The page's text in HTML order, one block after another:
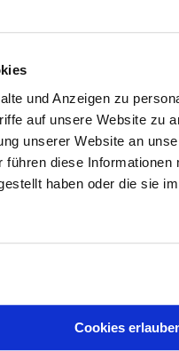
und Anzeigen zu
auf unsere Website zu
unserer Website an
diese
haben oder die sie
Cookies